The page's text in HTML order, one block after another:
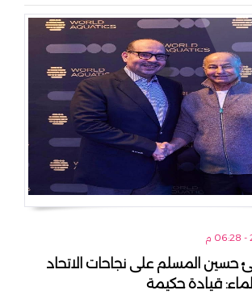
حسين المسلم على نجاحات الاتحاد
قيادة حكيمة